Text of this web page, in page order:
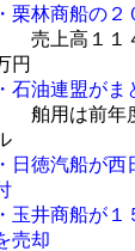
・栗林商船の
売上高１１
円
・石油連盟が
舶用は前年
・日徳汽船が
・玉井商船が
売却